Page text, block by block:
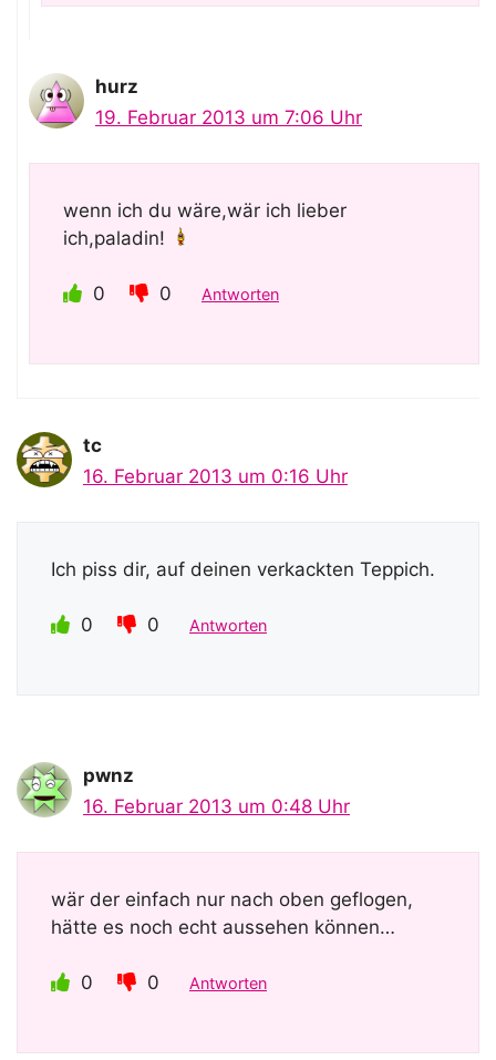
hurz
19. Februar 2013 um 7:06 Uhr
wenn ich du wäre,wär ich lieber
ich,paladin!
0 0 Antworten
tc
16. Februar 2013 um 0:16 Uhr
Ich piss dir, auf deinen verkackten Teppich.
0 0 Antworten
pwnz
16. Februar 2013 um 0:48 Uhr
wär der einfach nur nach oben geflogen,
hätte es noch echt aussehen können…
0 0 Antworten